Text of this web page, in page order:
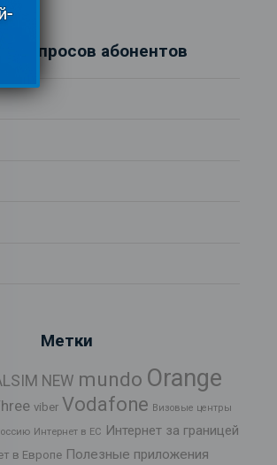
вопросов абонентов
Метки
NEW mundo Orange
viber Vodafone Визовые центры
Интернет в ЕС Интернет за границей
в Европе Полезные приложения